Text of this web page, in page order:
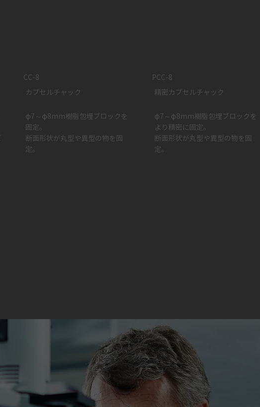
CC-8
カプセルチャック
φ7～φ8mm樹脂包埋ブロックを
固定。
断面形状が丸型や異型の物を固
定。
PCC-8
精密カプセルチャック
φ7～φ8mm樹脂包埋ブロックを
より精密に固定。
断面形状が丸型や異型の物を固
定。